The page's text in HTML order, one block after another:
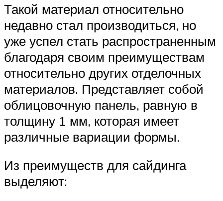
Такой материал относительно
недавно стал производиться, но
уже успел стать распространенным
благодаря своим преимуществам
относительно других отделочных
материалов. Представляет собой
облицовочную панель, равную в
толщину 1 мм, которая имеет
различные вариации формы.
Из преимуществ для сайдинга
выделяют: